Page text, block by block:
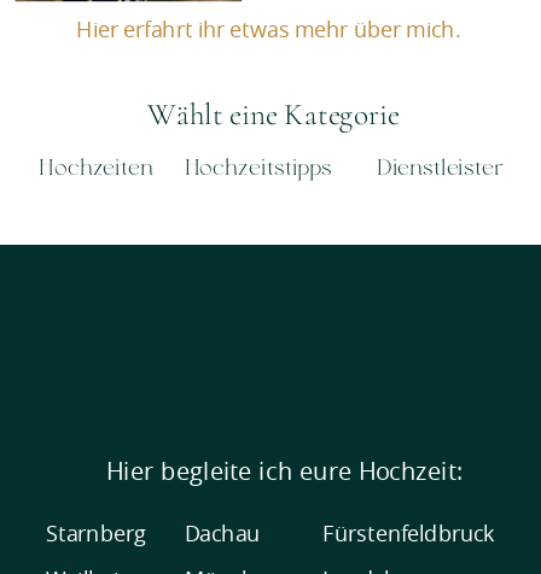
Hier erfahrt ihr etwas mehr über mich.
Wählt eine Kategorie
Hochzeiten Hochzeitstipps Dienstleister
Hier begleite ich eure Hochzeit:
Starnberg Dachau Fürstenfeldbruck